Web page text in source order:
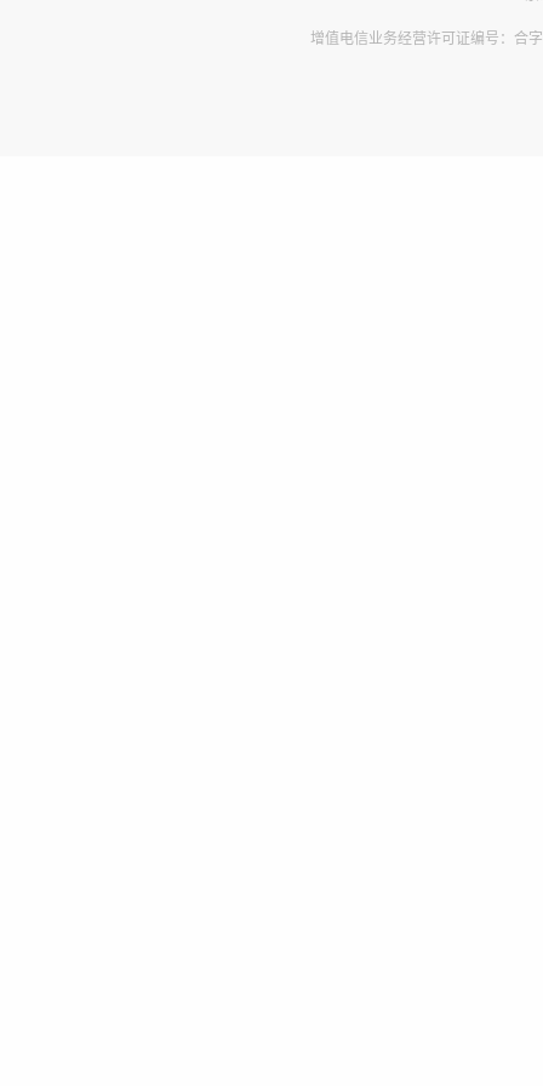
增值电信业务经营许可证编号：合